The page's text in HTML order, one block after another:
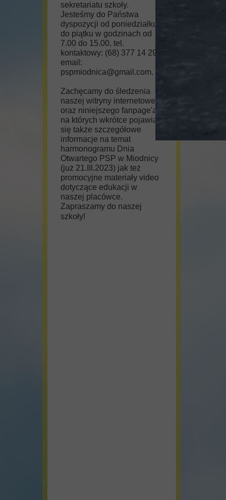
sekretariatu szkoły.
Jesteśmy do Państwa
dyspozycji od poniedziałku
do piątku w godzinach od
7.00 do 15.00, tel.
kontaktowy: (68) 377 14 29;
email:
pspmiodnica@gmail.com.
Zachęcamy do śledzenia
naszej witryny internetowej
oraz niniejszego fanpage'a,
na których wkrótce pojawią
się także szczegółowe
informacje na temat
harmonogramu Dnia
Otwartego PSP w Miodnicy
(już 21.III.2023) jak też
promocyjne materiały video
dotyczące edukacji w
naszej placówce.
Zapraszamy do naszej
szkoły!